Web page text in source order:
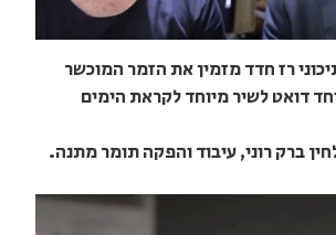
רז חדד מזמין את הזמר המוכשר
דואט לשיר מיוחד לקראת הימים
ברק רוני, עיבוד והפקה תומר מתנה.